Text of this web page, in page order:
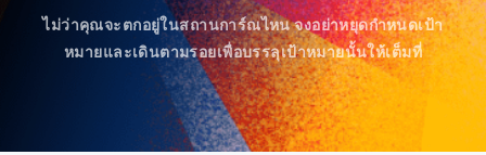
ไม่ว่าคุณจะตกอยู่ในสถานการ์ณไหน จงอย่าหยุดกำหนดเป้า
หมายและเดินตามรอยเพื่อบรรลุเป้าหมายนั้นให้เต็มที่